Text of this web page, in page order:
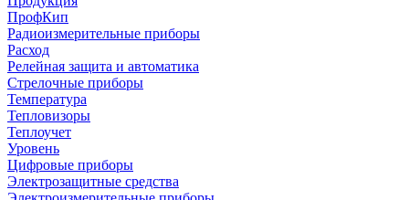
ПрофКип
Радиоизмерительные приборы
Расход
Релейная защита и автоматика
Стрелочные приборы
Температура
Тепловизоры
Теплоучет
Уровень
Цифровые приборы
Электрозащитные средства